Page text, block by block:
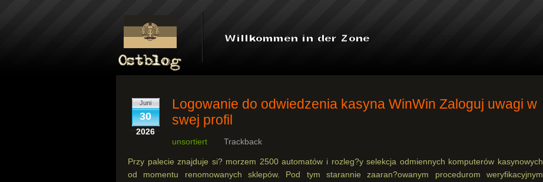
Juni
30
2026
Logowanie do odwiedzenia kasyna WinWin Zaloguj uwagi w
swej profil
unsortiert Trackback
Przy palecie znajduje si? morzem 2500 automatów i rozleg?y selekcja odmiennych komputerów kasynowych
od momentu renomowanych sklepów. Pod tym starannie zaaran?owanym procedurom weryfikacyjnym